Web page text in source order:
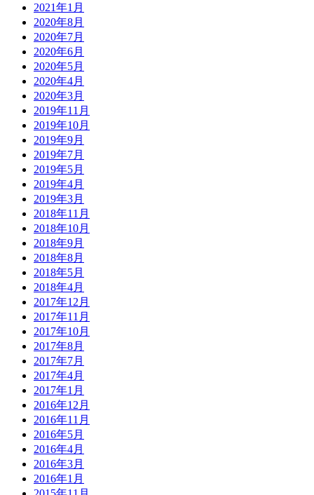
2021年1月
2020年8月
2020年7月
2020年6月
2020年5月
2020年4月
2020年3月
2019年11月
2019年10月
2019年9月
2019年7月
2019年5月
2019年4月
2019年3月
2018年11月
2018年10月
2018年9月
2018年8月
2018年5月
2018年4月
2017年12月
2017年11月
2017年10月
2017年8月
2017年7月
2017年4月
2017年1月
2016年12月
2016年11月
2016年5月
2016年4月
2016年3月
2016年1月